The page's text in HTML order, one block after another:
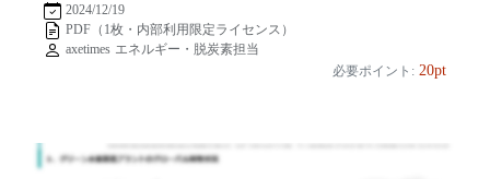
2024/12/19
PDF（1枚・内部利用限定ライセンス）
axetimes エネルギー・脱炭素担当
必要ポイント: 20pt